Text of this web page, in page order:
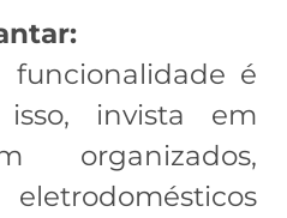
funcionalidade é
isso, invista em
organizados,